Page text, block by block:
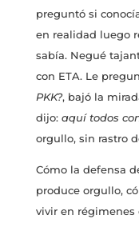
preguntó si
en realidad luego
sabía. Negué
con ETA. Le
PKK?, bajó la
dijo: aquí todos
orgullo, sin rastro
Cómo la defensa
produce orgullo,
vivir en